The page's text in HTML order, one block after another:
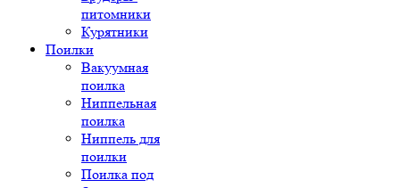
питомники
Курятники
Поилки
Вакуумная
поилка
Ниппельная
поилка
Ниппель для
поилки
Поилка под